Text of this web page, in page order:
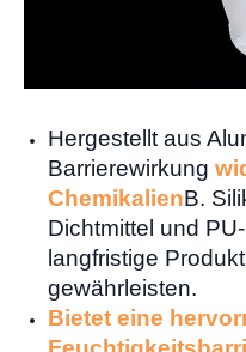
Hergestellt aus
Barrierewirkung
ChemikalienB.
Dichtmittel und
langfristige
gewährleisten.
Bietet eine